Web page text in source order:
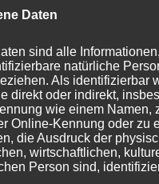
Personen aufhalten,
Auch
werden
viel befahrenen Straßen
für Feuerwerke
Parks, Gärten,
hübsch aus. Man
Daten
sind alle
natürliche
Als identifizierbar
direkt oder indirekt,
wie einem Namen,
Online-Kennung oder zu
die Ausdruck der
wirtschaftlichen,
Person sind,